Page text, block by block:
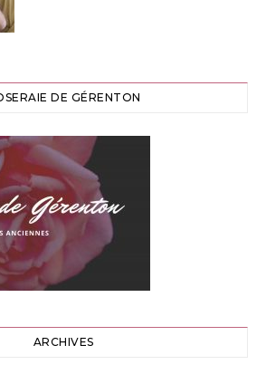
DE GÉRENTON
ARCHIVES